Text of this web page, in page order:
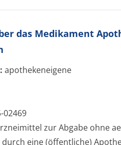
das Medikament
apothekeneigene
02469
zur Abgabe ohne
durch eine (öffentliche)